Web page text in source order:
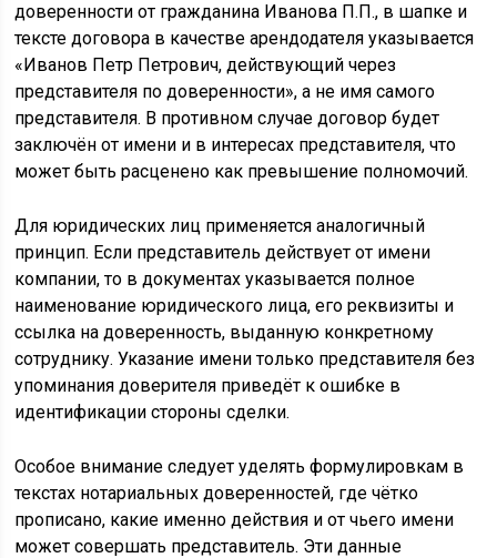
доверенности от гражданина Иванова П.П., в шапке и
тексте договора в качестве арендодателя указывается
«Иванов Петр Петрович, действующий через
представителя по доверенности», а не имя самого
представителя. В противном случае договор будет
заключён от имени и в интересах представителя, что
может быть расценено как превышение полномочий.
Для юридических лиц применяется аналогичный
принцип. Если представитель действует от имени
компании, то в документах указывается полное
наименование юридического лица, его реквизиты и
ссылка на доверенность, выданную конкретному
сотруднику. Указание имени только представителя без
упоминания доверителя приведёт к ошибке в
идентификации стороны сделки.
Особое внимание следует уделять формулировкам в
текстах нотариальных доверенностей, где чётко
прописано, какие именно действия и от чьего имени
может совершать представитель. Эти данные